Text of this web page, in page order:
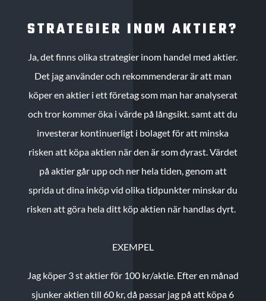
STRATEGIER INOM AKTIER?
Ja, det finns olika strategier inom handel med aktier.
Det jag använder och rekommenderar är att man
köper en aktier i ett företag som man har analyserat
och tror kommer öka i värde på långsikt. samt att du
investerar kontinuerligt i bolaget för att minska
risken att köpa aktien när den är som dyrast. Värdet
på aktier går upp och ner hela tiden, genom att
sprida ut dina inköp vid olika tidpunkter minskar du
risken att göra hela ditt köp aktien när handlas dyrt.
EXEMPEL
Jag köper 3 st aktier för 100 kr/aktie. Efter en månad
sjunker aktien till 60 kr, då passar jag på att köpa 6